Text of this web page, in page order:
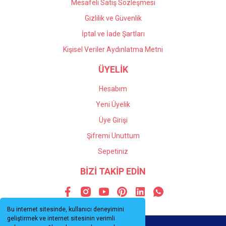
Bu internet sitesinde, kullanıcı deneyimini
geliştirmek ve internet sitesinin verimli
Mesafeli Satış Sözleşmesi
Gizlilik ve Güvenlik
İptal ve İade Şartları
Kişisel Veriler Aydınlatma Metni
ÜYELİK
Hesabım
Yeni Üyelik
Üye Girişi
Şifremi Unuttum
Sepetiniz
BİZİ TAKİP EDİN